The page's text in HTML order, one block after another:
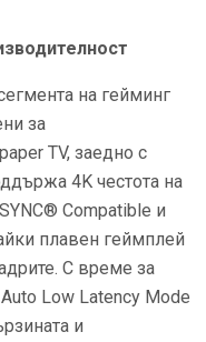
на гейминг
за
TV, заедно с
4K честота на
Compatible и
плавен геймплей
С време за
Low Latency Mode
и